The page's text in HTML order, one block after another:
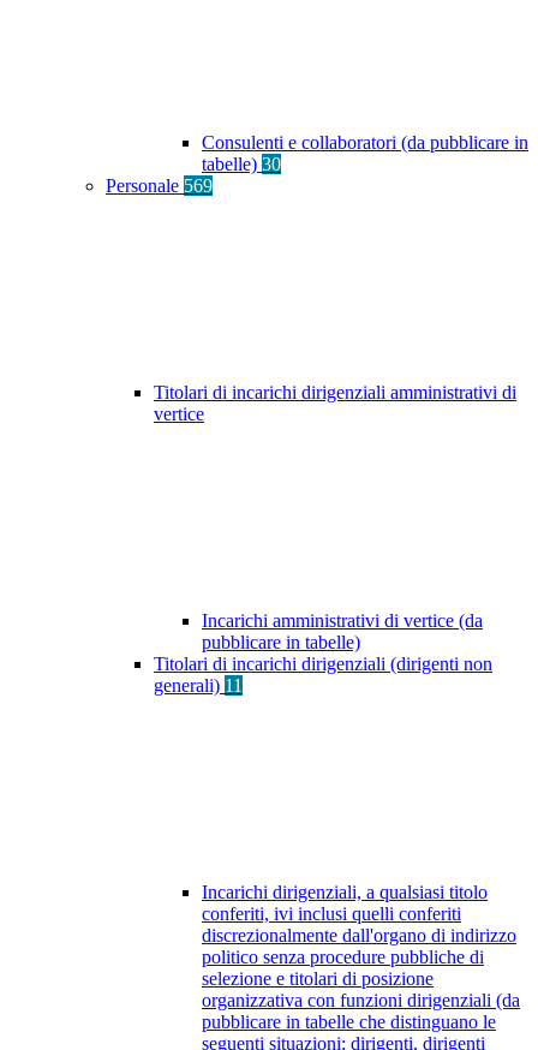
Consulenti e collaboratori (da pubblicare in
tabelle) 30
Personale 569
Titolari di incarichi dirigenziali amministrativi di
vertice
Incarichi amministrativi di vertice (da
pubblicare in tabelle)
Titolari di incarichi dirigenziali (dirigenti non
generali) 11
Incarichi dirigenziali, a qualsiasi titolo
conferiti, ivi inclusi quelli conferiti
discrezionalmente dall'organo di indirizzo
politico senza procedure pubbliche di
selezione e titolari di posizione
organizzativa con funzioni dirigenziali (da
pubblicare in tabelle che distinguano le
seguenti situazioni: dirigenti, dirigenti